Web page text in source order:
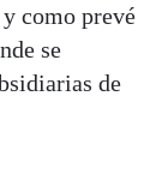
como prevé
se
de